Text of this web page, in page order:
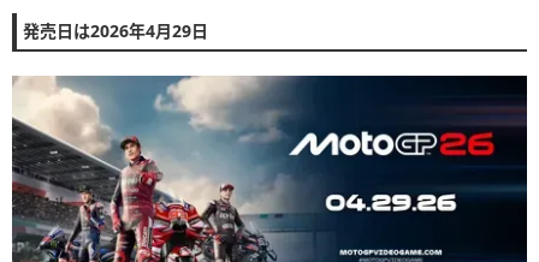
発売日は2026年4月29日